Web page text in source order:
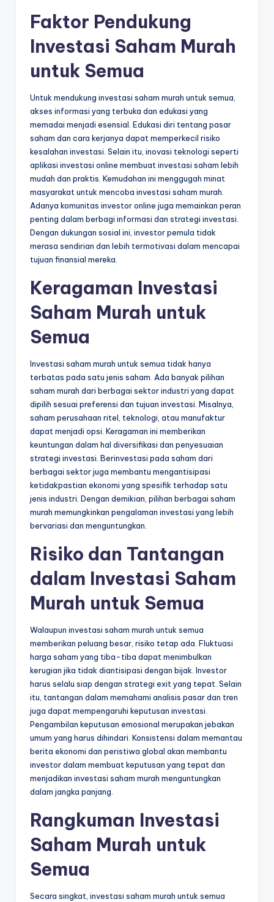
Faktor Pendukung
Investasi Saham Murah
untuk Semua
Untuk mendukung investasi saham murah untuk semua,
akses informasi yang terbuka dan edukasi yang
memadai menjadi esensial. Edukasi diri tentang pasar
saham dan cara kerjanya dapat memperkecil risiko
kesalahan investasi. Selain itu, inovasi teknologi seperti
aplikasi investasi online membuat investasi saham lebih
mudah dan praktis. Kemudahan ini menggugah minat
masyarakat untuk mencoba investasi saham murah.
Adanya komunitas investor online juga memainkan peran
penting dalam berbagi informasi dan strategi investasi.
Dengan dukungan sosial ini, investor pemula tidak
merasa sendirian dan lebih termotivasi dalam mencapai
tujuan finansial mereka.
Keragaman Investasi
Saham Murah untuk
Semua
Investasi saham murah untuk semua tidak hanya
terbatas pada satu jenis saham. Ada banyak pilihan
saham murah dari berbagai sektor industri yang dapat
dipilih sesuai preferensi dan tujuan investasi. Misalnya,
saham perusahaan ritel, teknologi, atau manufaktur
dapat menjadi opsi. Keragaman ini memberikan
keuntungan dalam hal diversifikasi dan penyesuaian
strategi investasi. Berinvestasi pada saham dari
berbagai sektor juga membantu mengantisipasi
ketidakpastian ekonomi yang spesifik terhadap satu
jenis industri. Dengan demikian, pilihan berbagai saham
murah memungkinkan pengalaman investasi yang lebih
bervariasi dan menguntungkan.
Risiko dan Tantangan
dalam Investasi Saham
Murah untuk Semua
Walaupun investasi saham murah untuk semua
memberikan peluang besar, risiko tetap ada. Fluktuasi
harga saham yang tiba-tiba dapat menimbulkan
kerugian jika tidak diantisipasi dengan bijak. Investor
harus selalu siap dengan strategi exit yang tepat. Selain
itu, tantangan dalam memahami analisis pasar dan tren
juga dapat mempengaruhi keputusan investasi.
Pengambilan keputusan emosional merupakan jebakan
umum yang harus dihindari. Konsistensi dalam memantau
berita ekonomi dan peristiwa global akan membantu
investor dalam membuat keputusan yang tepat dan
menjadikan investasi saham murah menguntungkan
dalam jangka panjang.
Rangkuman Investasi
Saham Murah untuk
Semua
Secara singkat, investasi saham murah untuk semua